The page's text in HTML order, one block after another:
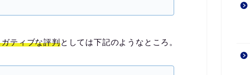
ティブな評判としては下記のようなところ。